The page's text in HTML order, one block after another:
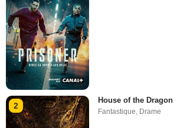
2
House of the Dragon
Fantastique Drame